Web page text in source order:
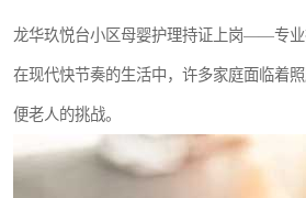
龙华玖悦台小区母婴护理持证上岗——专
在现代快节奏的生活中，许多家庭面临着
便老人的挑战。